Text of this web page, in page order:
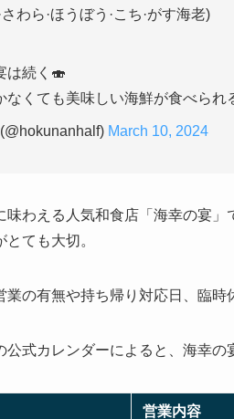
わら·ほうぼう·こち·がす海老)
は続く🍣
March 10, 2024
味わえる人気和食店「海幸の宴
ても大切。
業の有無や持ち帰り対応日、臨
公式カレンダーによると、海幸
営業内容